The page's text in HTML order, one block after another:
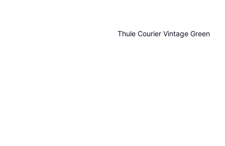
Thule Courier Vintage Green